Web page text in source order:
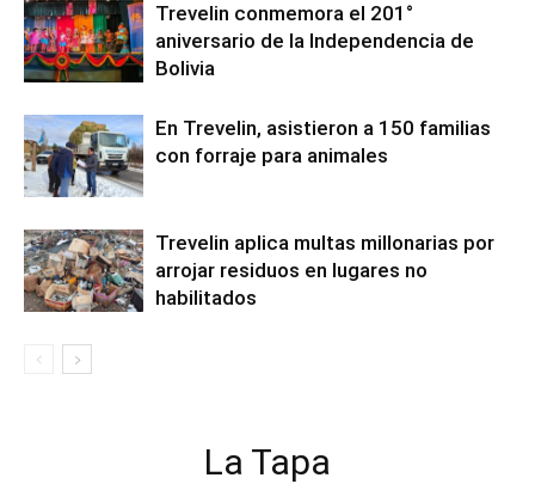
Trevelin conmemora el 201°
aniversario de la Independencia de
Bolivia
En Trevelin, asistieron a 150 familias
con forraje para animales
Trevelin aplica multas millonarias por
arrojar residuos en lugares no
habilitados
La Tapa